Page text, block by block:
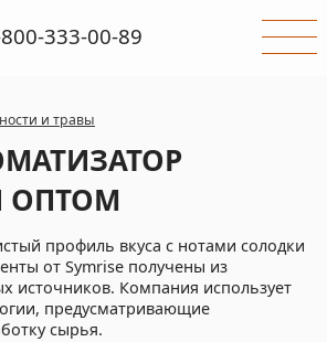
и травы
ОПТОМ
профиль вкуса с нотами солодки
от Symrise получены из
источников. Компания использует
предусматривающие
сырья.
333-00-89